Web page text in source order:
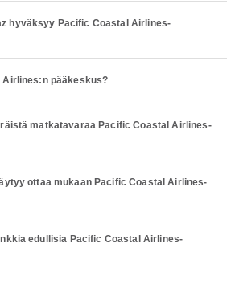
hyväksyy Pacific Coastal Airlines-
Airlines:n pääkeskus?
matkatavaraa Pacific Coastal Airlines-
ottaa mukaan Pacific Coastal Airlines-
edullisia Pacific Coastal Airlines-